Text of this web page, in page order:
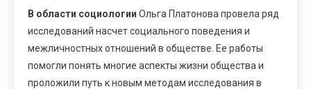
В области социологии Ольга Платонова провела ряд
исследований насчет социального поведения и
межличностных отношений в обществе. Ее работы
помогли понять многие аспекты жизни общества и
проложили путь к новым методам исследования в